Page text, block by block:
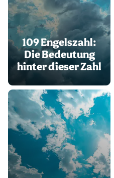
109 Engelszahl:
Die Bedeutung
hinter dieser Zahl